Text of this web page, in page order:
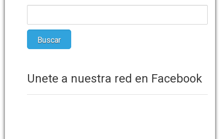
Únete a nuestra red en Facebook